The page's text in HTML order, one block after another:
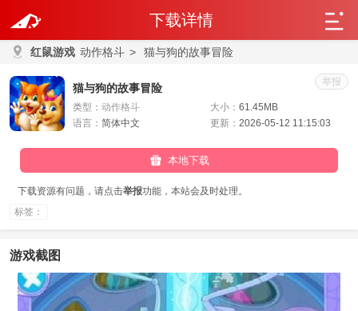
下载详情
红鼠游戏 动作格斗 > 猫与狗的故事冒险
猫与狗的故事冒险
类型： 动作格斗 大小：61.45MB
语言： 简体中文 更新：2026-05-12 11:15:03
举报
本地下载
下载资源有问题，请点击举报功能，本站会及时处理。
标签：
游戏截图